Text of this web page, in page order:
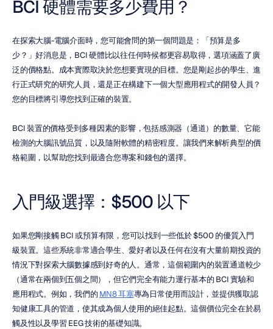
BCI 硬體需要多少費用？
在探索大腦-電腦介面時，您可能會問的第一個問題是：「預算是多
少？」好消息是，BCI 硬體比以往任何時候都更容易取得，選項涵蓋了廣
泛的價格點。成本實際取決於您想要實現的目標。您是剛起步的學生、進
行正式研究的研究人員，還是正在構建下一個大型應用程式的開發人員？
您的目標將引導您找到正確的裝置。
BCI 裝置的價格受到多種因素的影響，包括感測器（通道）的數量、它能
檢測的大腦訊號品質，以及隨附軟體的精密程度。讓我們來解析典型的價
格範圍，以幫助您找到最適合您專案和錢包的選擇。
入門級選擇：$500 以下
如果您剛接觸 BCI 或預算有限，您可以找到一些低於 $500 的優質入門
級裝置。這些系統非常適合學生、愛好者以及任何在沒有大量前期投資的
情況下對探索大腦數據感到好奇的人。通常，這個範圍內的裝置通道較少
（通常在兩個到五個之間），但它們完全有能力運行基本的 BCI 實驗和
應用程式。例如，我們的 MN8 耳塞專為日常使用而設計，並提供獲取認
知健康工具的管道，使其成為個人使用的絕佳起點。這個價位完全在於易
觸及性以及學習 EEG 技術的基礎知識。